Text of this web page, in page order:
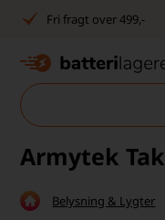
Fri fragt over 499,-
Dansk lager
Dag-til-dag levering
Armytek
Belysning & Lygter